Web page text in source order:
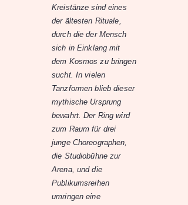
Kreistänze sind eines
der ältesten Rituale,
durch die der Mensch
sich in Einklang mit
dem Kosmos zu bringen
sucht. In vielen
Tanzformen blieb dieser
mythische Ursprung
bewahrt. Der Ring wird
zum Raum für drei
junge Choreographen,
die Studiobühne zur
Arena, und die
Publikumsreihen
umringen eine